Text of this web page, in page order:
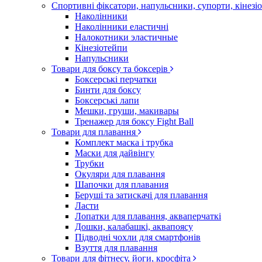
Спортивні фіксатори, напульсники, супорти,
Наколінники
Наколінники еластичні
Налокотники эластичные
Кінезіотейпи
Напульсники
Товари для боксу та боксерів
Боксерські перчатки
Бинти для боксу
Боксерські лапи
Мешки, груши, макивары
Тренажер для боксу Fight Ball
Товари для плавання
Комплект маска і трубка
Маски для дайвінгу
Трубки
Окуляри для плавання
Шапочки для плавания
Беруші та затискачі для плавання
Ласти
Лопатки для плавання, акваперчаткі
Дошки, калабашкі, аквапоясу
Підводні чохли для смартфонів
Взуття для плавання
Товари для фітнесу, йоги, кросфіта